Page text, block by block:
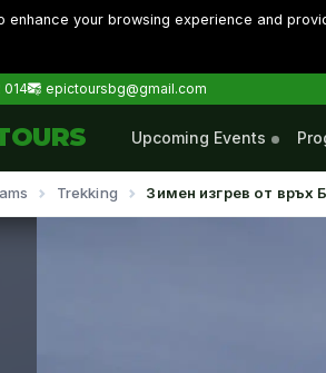
enhance your browsing experience and
014 epictoursbg@gmail.com
Upcoming Events
Trekking Зимен изгрев от връх